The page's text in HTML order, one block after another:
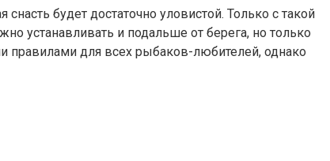
будет достаточно уловистой. Только с такой
устанавливать и подальше от берега, но только
правилами для всех рыбаков-любителей, однако